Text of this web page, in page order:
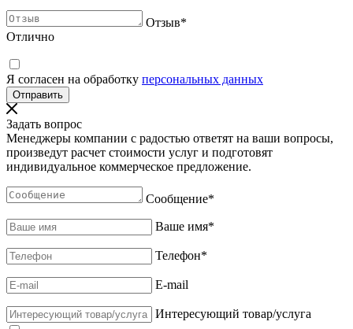
Отзыв*
Отлично
Я согласен на обработку персональных данных
Задать вопрос
Менеджеры компании с радостью ответят на ваши вопросы,
произведут расчет стоимости услуг и подготовят
индивидуальное коммерческое предложение.
Сообщение*
Ваше имя*
Телефон*
E-mail
Интересующий товар/услуга